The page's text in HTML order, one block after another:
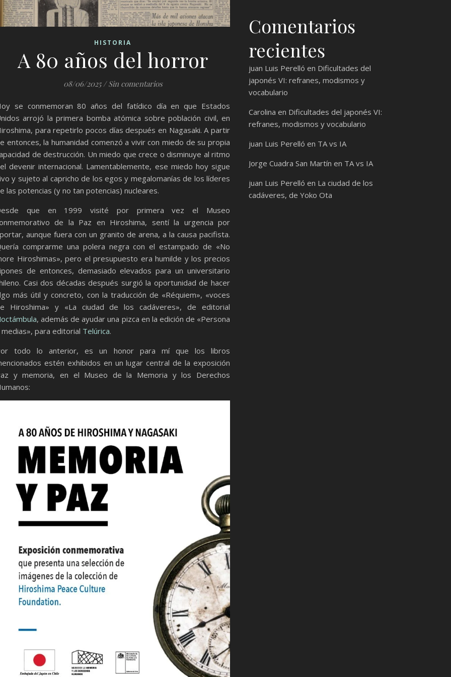
HISTORIA
A 80 años del horror
08/06/2025 / Sin comentarios
se conmemoran 80 años del fatídico día en que Estados
arrojó la primera bomba atómica sobre población civil, en
para repetirlo pocos días después en Nagasaki. A partir
entonces, la humanidad comenzó a vivir con miedo de su propia
de destrucción. Un miedo que crece o disminuye al ritmo
devenir internacional. Lamentablemente, ese miedo hoy sigue
y sujeto al capricho de los egos y megalomanías de los líderes
las potencias (y no tan potencias) nucleares.
que en 1999 visité por primera vez el Museo
de la Paz en Hiroshima, sentí la urgencia por
aunque fuera con un granito de arena, a la causa pacifista.
comprarme una polera negra con el estampado de «No
Hiroshimas», pero el presupuesto era humilde y los precios
de entonces, demasiado elevados para un universitario
Casi dos décadas después surgió la oportunidad de hacer
más útil y concreto, con la traducción de «Réquiem», «voces
Hiroshima» y «La ciudad de los cadáveres», de editorial
, además de ayudar una pizca en la edición de «Persona
medias», para editorial Telúrica.
todo lo anterior, es un honor para mí que los libros
estén exhibidos en un lugar central de la exposición
y memoria, en el Museo de la Memoria y los Derechos
Comentarios
recientes
juan Luis Perelló en Dificultades del
japonés VI: refranes, modismos y
vocabulario
Carolina en Dificultades del japonés VI:
refranes, modismos y vocabulario
juan Luis Perelló en TA vs IA
Jorge Cuadra San Martín en TA vs IA
juan Luis Perelló en La ciudad de los
cadáveres, de Yoko Ota